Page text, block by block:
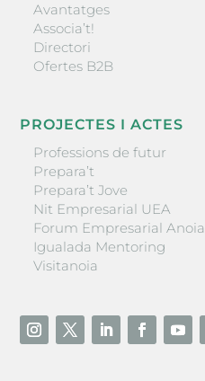
Avantatges
Associa’t!
Directori
Ofertes B2B
PROJECTES I ACTES
Professions de futur
Prepara’t
Prepara’t Jove
Nit Empresarial UEA
Forum Empresarial Anoia
Igualada Mentoring
Visitanoia